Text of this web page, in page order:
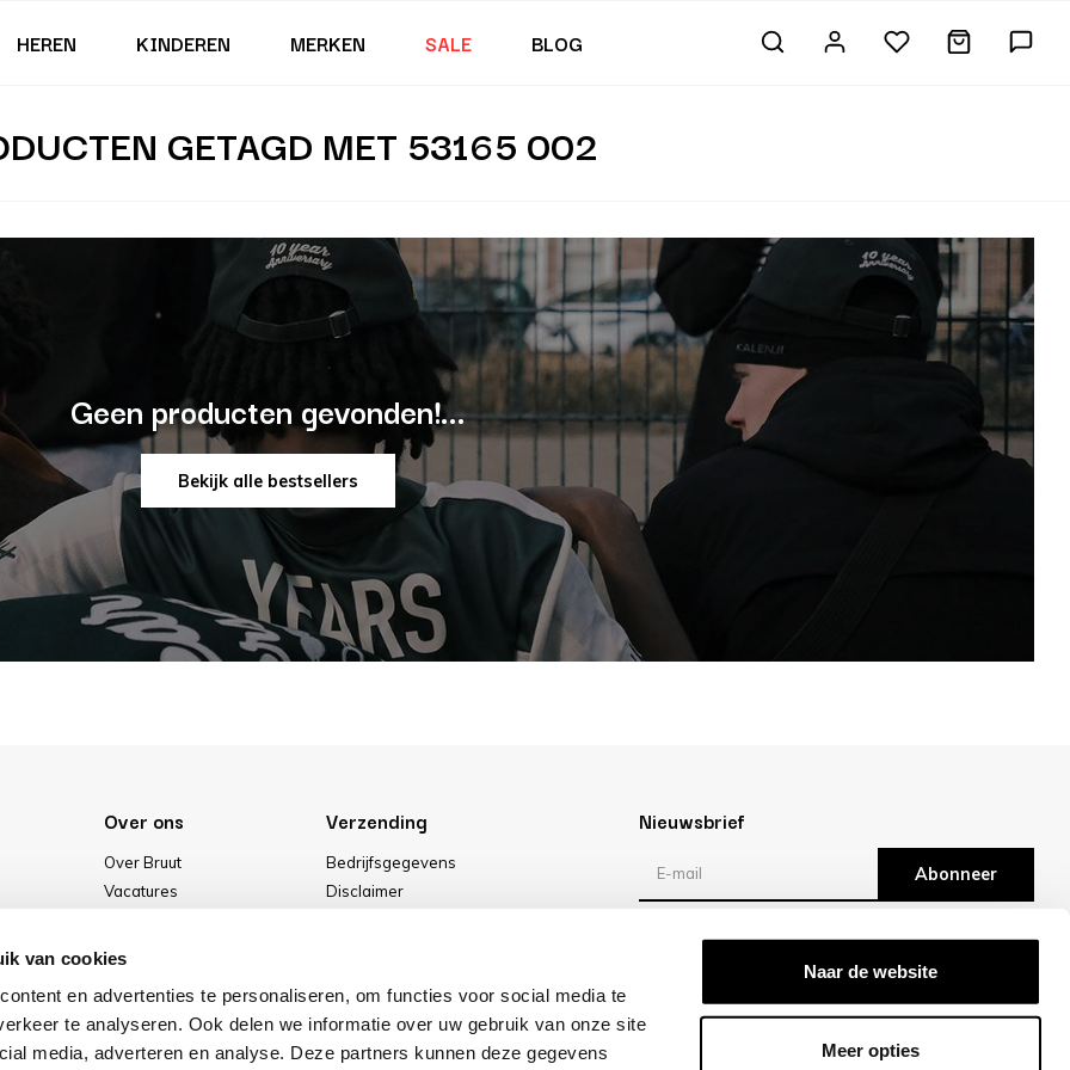
van cookies
en advertenties te personaliseren, om functies voor social media te
te analyseren. Ook delen we informatie over uw gebruik van onze site
media, adverteren en analyse. Deze partners kunnen deze gegevens
Naar de website
Meer opties
HEREN KINDEREN MERKEN SALE BLOG
GETAGD MET 53165 002
Geen producten gevonden!...
Bekijk alle bestsellers
Over ons
Over Bruut
Vacatures
Onze winkel
Verzending
Bedrijfsgegevens
Disclaimer
Nieuwsbrief
Abonneer
Reviews
/10 -klantbeoordelingen